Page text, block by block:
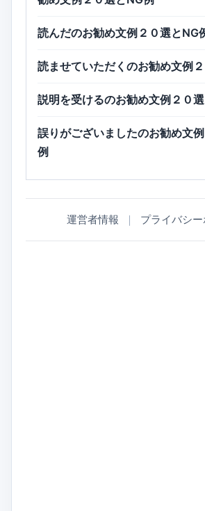
読んだのお勧め文例２０選とNG
読ませていただくのお勧め文例
説明を受けるのお勧め文例２０
誤りがございましたのお勧め文
例
運営者情報 ｜ プライバシ